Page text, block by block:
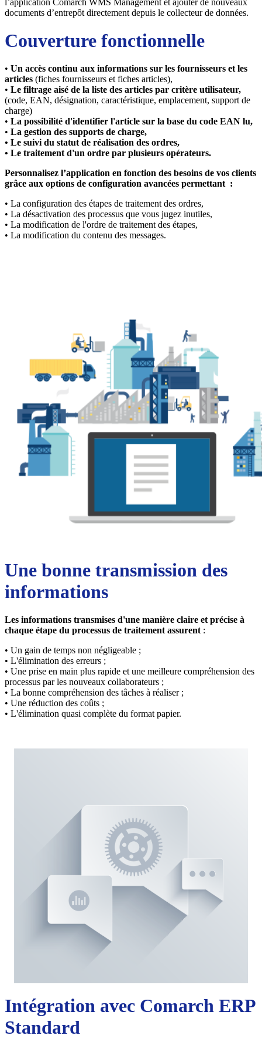
documents d’entrepôt directement depuis le collecteur de données.
Couverture fonctionnelle
• Un accès continu aux informations sur les fournisseurs et les
articles (fiches fournisseurs et fiches articles),
• Le filtrage aisé de la liste des articles par critère utilisateur,
(code, EAN, désignation, caractéristique, emplacement, support de
charge)
• La possibilité d'identifier l'article sur la base du code EAN lu,
• La gestion des supports de charge,
• Le suivi du statut de réalisation des ordres,
• Le traitement d'un ordre par plusieurs opérateurs.
Personnalisez l’application en fonction des besoins de vos clients
grâce aux options de configuration avancées permettant :
• La configuration des étapes de traitement des ordres,
• La désactivation des processus que vous jugez inutiles,
• La modification de l'ordre de traitement des étapes,
• La modification du contenu des messages.
Une bonne transmission des
informations
Les informations transmises d'une manière claire et précise à
chaque étape du processus de traitement assurent :
• Un gain de temps non négligeable ;
• L'élimination des erreurs ;
• Une prise en main plus rapide et une meilleure compréhension des
processus par les nouveaux collaborateurs ;
• La bonne compréhension des tâches à réaliser ;
• Une réduction des coûts ;
• L'élimination quasi complète du format papier.
Intégration avec Comarch ERP
Standard